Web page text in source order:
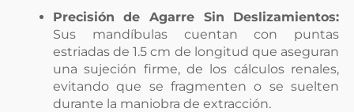
Precisión de Agarre Sin Deslizamientos:
Sus mandíbulas cuentan con puntas
estriadas de 1.5 cm de longitud que aseguran
una sujeción firme, de los cálculos renales,
evitando que se fragmenten o se suelten
durante la maniobra de extracción.